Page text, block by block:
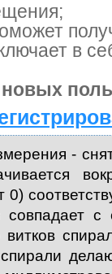
в
-
0)
совпадает
витков